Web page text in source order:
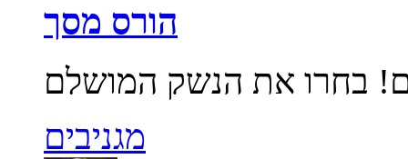
הורס מסך
מגניבים